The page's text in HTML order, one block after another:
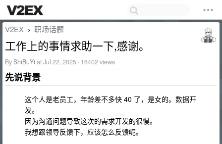
V2EX › 职场话题
工作上的事情求助一下,感谢。
ByShiBuYi at Jul 22, 2025 · 16402 views
先说背景
这个人是老员工，年龄差不多快 40 了，是女的。数据开
发。
因为沟通问题导致这次的需求开发的很慢。
我想跟领导反馈下，应该怎么反馈呢。